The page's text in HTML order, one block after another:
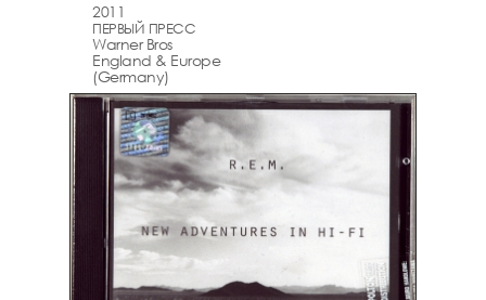
2011
ПЕРВЫЙ ПРЕСС
Warner Bros
England & Europe
(Germany)